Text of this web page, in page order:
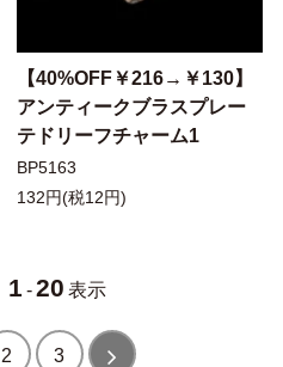
【40%OFF￥216→￥130】
アンティークブラスプレー
テドリーフチャーム1
BP5163
132円(税12円)
1 -20 表示
2 3